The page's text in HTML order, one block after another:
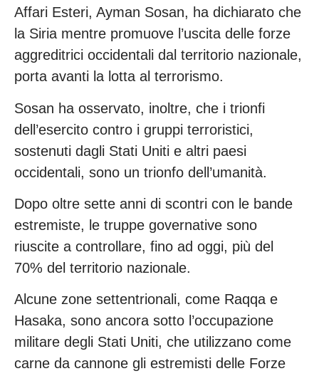
Affari Esteri, Ayman Sosan, ha dichiarato che
la Siria mentre promuove l’uscita delle forze
aggreditrici occidentali dal territorio nazionale,
porta avanti la lotta al terrorismo.
Sosan ha osservato, inoltre, che i trionfi
dell’esercito contro i gruppi terroristici,
sostenuti dagli Stati Uniti e altri paesi
occidentali, sono un trionfo dell’umanità.
Dopo oltre sette anni di scontri con le bande
estremiste, le truppe governative sono
riuscite a controllare, fino ad oggi, più del
70% del territorio nazionale.
Alcune zone settentrionali, come Raqqa e
Hasaka, sono ancora sotto l’occupazione
militare degli Stati Uniti, che utilizzano come
carne da cannone gli estremisti delle Forze